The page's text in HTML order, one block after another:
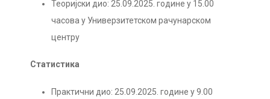
Теоријски дио: 25.09.2025. године у 15.00
часова у Универзитетском рачунарском
центру
Статистика
Практични дио: 25.09.2025. године у 9.00